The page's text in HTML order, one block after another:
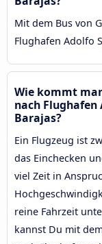
Mit dem Bus von
Flughafen Adolfo
Wie kommt
nach Flughafen
Barajas?
Ein Flugzeug ist
das Einchecken
viel Zeit in
reine Fahrzeit
kannst Du mit